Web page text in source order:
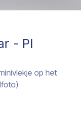
- PI
op het